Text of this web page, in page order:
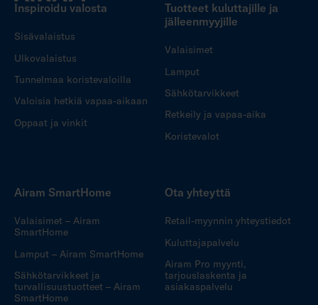
Inspiroidu valosta
Sisävalaistus
Ulkovalaistus
Tunnelmaa koristevaloilla
Valoisia hetkiä vapaa-aikaan
Oppaat ja vinkit
Tuotteet kuluttajille ja
jälleenmyyjille
Valaisimet
Lamput
Sähkötarvikkeet
Retkeily ja vapaa-aika
Koristevalot
Airam SmartHome
Valaisimet – Airam
SmartHome
Lamput – Airam SmartHome
Sähkötarvikkeet ja
turvallisuustuotteet – Airam
SmartHome
Ota yhteyttä
Retail-myynnin yhteystiedot
Kuluttajapalvelu
Airam Pro myynti,
tarjouslaskenta ja
asiakaspalvelu